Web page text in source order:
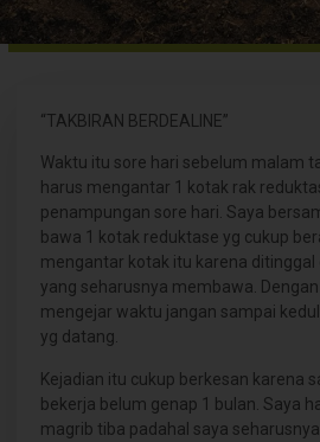
“TAKBIRAN BERDEALINE”
Waktu itu sore hari sebelum malam
harus mengantar 1 kotak rak
penampungan sore hari. Saya
bawa 1 kotak reduktase yg cukup
mengantar kotak itu karena ditinggal
yang seharusnya membawa.
mengejar waktu jangan sampai
yg datang.
Kejadian itu cukup berkesan karena
bekerja belum genap 1 bulan. Saya
magrib tiba padahal saya